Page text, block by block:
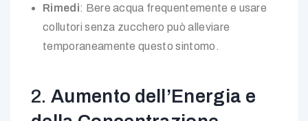
Rimedi: Bere acqua frequentemente e usare
collutori senza zucchero può alleviare
temporaneamente questo sintomo.
2. Aumento dell’Energia e